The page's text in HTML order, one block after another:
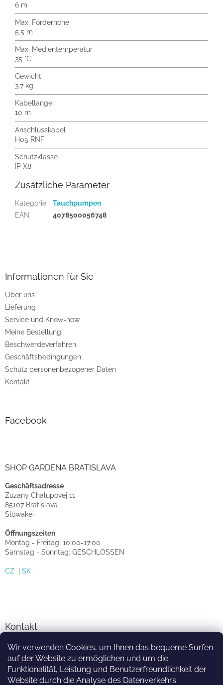
Wir verwenden Cookies, um Ihnen das bequeme Surfen
auf der Website zu ermöglichen und um die
Funktionalität, Leistung und Benutzerfreundlichkeit der
Website durch die Analyse des Datenverkehrs
6 m
Max. Förderhöhe
5.5 m
Max. Medientemperatur
35 °C
Gewicht
3.7 kg
Kabellänge
10 m
Anschlusskabel
H05 RNF
Schutzklasse
IP X8
Zusätzliche Parameter
Kategorie:
Tauchpumpen
EAN: 4078500056748
e
Informationen für Sie
Über uns
Lieferung
Service und Know-how
Meine Bestellung
Beschwerdeverfahren
Geschäftsbedingungen
Schutz personenbezogener Daten
Kontakt
Facebook
SHOP GARDENA BRATISLAVA
Geschäftsadresse
Zuzany Chalupovej 11
85107 Bratislava
Slowakei
Öffnungszeiten
Montag - Freitag: 10:00-17:00
Samstag - Sonntag: GESCHLOSSEN
CZ SK
Kontakt
info@sprinkler-eshop.at
facebook.com/zavlahari